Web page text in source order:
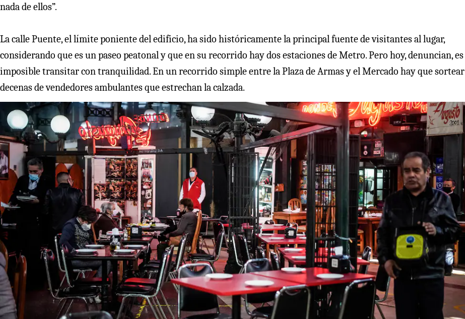
nada de ellos”.
La calle Puente, el límite poniente del edificio, ha sido históricamente la principal fuente de visitantes al lugar,
considerando que es un paseo peatonal y que en su recorrido hay dos estaciones de Metro. Pero hoy, denuncian, es
imposible transitar con tranquilidad. En un recorrido simple entre la Plaza de Armas y el Mercado hay que sortear
decenas de vendedores ambulantes que estrechan la calzada.